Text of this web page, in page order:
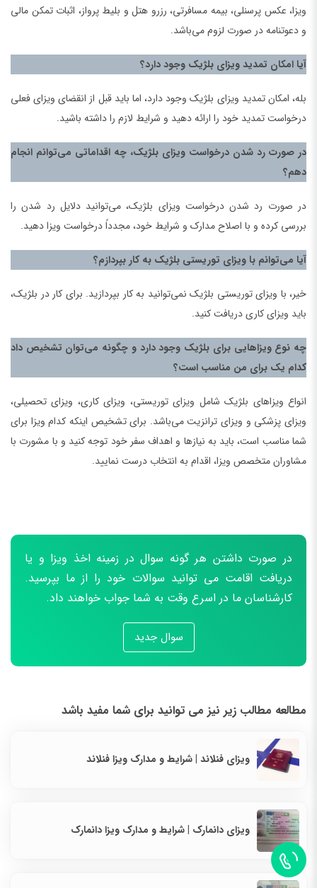
ویزا، عکس پرسنلی، بیمه مسافرتی، رزرو هتل و بلیط پرواز، اثبات تمکن مالی
و دعوتنامه در صورت لزوم می‌باشد.
آیا امکان تمدید ویزای بلژیک وجود دارد؟
بله، امکان تمدید ویزای بلژیک وجود دارد، اما باید قبل از انقضای ویزای فعلی
درخواست تمدید خود را ارائه دهید و شرایط لازم را داشته باشید.
در صورت رد شدن درخواست ویزای بلژیک، چه اقداماتی می‌توانم انجام
دهم؟
در صورت رد شدن درخواست ویزای بلژیک، می‌توانید دلایل رد شدن را
بررسی کرده و با اصلاح مدارک و شرایط خود، مجدداً درخواست ویزا دهید.
آیا می‌توانم با ویزای توریستی بلژیک به کار بپردازم؟
خیر، با ویزای توریستی بلژیک نمی‌توانید به کار بپردازید. برای کار در بلژیک،
باید ویزای کاری دریافت کنید.
چه نوع ویزاهایی برای بلژیک وجود دارد و چگونه می‌توان تشخیص داد
کدام یک برای من مناسب است؟
انواع ویزاهای بلژیک شامل ویزای توریستی، ویزای کاری، ویزای تحصیلی،
ویزای پزشکی و ویزای ترانزیت می‌باشد. برای تشخیص اینکه کدام ویزا برای
شما مناسب است، باید به نیازها و اهداف سفر خود توجه کنید و با مشورت با
مشاوران متخصص ویزا، اقدام به انتخاب درست نمایید.
در صورت داشتن هر گونه سوال در زمینه اخذ ویزا و یا
دریافت اقامت می توانید سوالات خود را از ما بپرسید.
کارشناسان ما در اسرع وقت به شما جواب خواهند داد.
سوال جدید
مطالعه مطالب زیر نیز می توانید برای شما مفید باشد
ویزای فنلاند | شرایط و مدارک ویزا فنلاند
ویزای دانمارک | شرایط و مدارک ویزا دانمارک